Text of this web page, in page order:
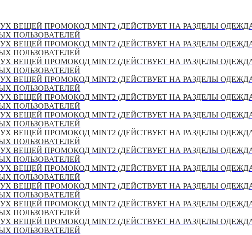
ВЕЩЕЙ ПРОМОКОД MINT2 (ДЕЙСТВУЕТ НА РАЗДЕЛЫ
ПОЛЬЗОВАТЕЛЕЙ
ВЕЩЕЙ ПРОМОКОД MINT2 (ДЕЙСТВУЕТ НА РАЗДЕЛЫ
ПОЛЬЗОВАТЕЛЕЙ
ВЕЩЕЙ ПРОМОКОД MINT2 (ДЕЙСТВУЕТ НА РАЗДЕЛЫ
ПОЛЬЗОВАТЕЛЕЙ
ВЕЩЕЙ ПРОМОКОД MINT2 (ДЕЙСТВУЕТ НА РАЗДЕЛЫ
ПОЛЬЗОВАТЕЛЕЙ
ВЕЩЕЙ ПРОМОКОД MINT2 (ДЕЙСТВУЕТ НА РАЗДЕЛЫ
ПОЛЬЗОВАТЕЛЕЙ
ВЕЩЕЙ ПРОМОКОД MINT2 (ДЕЙСТВУЕТ НА РАЗДЕЛЫ
ПОЛЬЗОВАТЕЛЕЙ
ВЕЩЕЙ ПРОМОКОД MINT2 (ДЕЙСТВУЕТ НА РАЗДЕЛЫ
ПОЛЬЗОВАТЕЛЕЙ
ВЕЩЕЙ ПРОМОКОД MINT2 (ДЕЙСТВУЕТ НА РАЗДЕЛЫ
ПОЛЬЗОВАТЕЛЕЙ
ВЕЩЕЙ ПРОМОКОД MINT2 (ДЕЙСТВУЕТ НА РАЗДЕЛЫ
ПОЛЬЗОВАТЕЛЕЙ
ВЕЩЕЙ ПРОМОКОД MINT2 (ДЕЙСТВУЕТ НА РАЗДЕЛЫ
ПОЛЬЗОВАТЕЛЕЙ
ВЕЩЕЙ ПРОМОКОД MINT2 (ДЕЙСТВУЕТ НА РАЗДЕЛЫ
ПОЛЬЗОВАТЕЛЕЙ
ВЕЩЕЙ ПРОМОКОД MINT2 (ДЕЙСТВУЕТ НА РАЗДЕЛЫ
ПОЛЬЗОВАТЕЛЕЙ